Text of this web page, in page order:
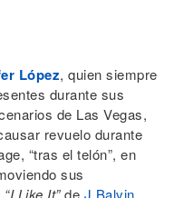
López, quien siempre
durante sus
de Las Vegas,
revuelo durante
“tras el telón”, en
sus